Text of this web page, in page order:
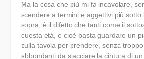
Ma la cosa che più mi fa incavolare,
scendere a termini e aggettivi più sotto
sopra, è il difetto che tanti come il
questa età, e cioè basta guardare un
sulla tavola per prendere, senza
abbondanti da slacciare la cintura di